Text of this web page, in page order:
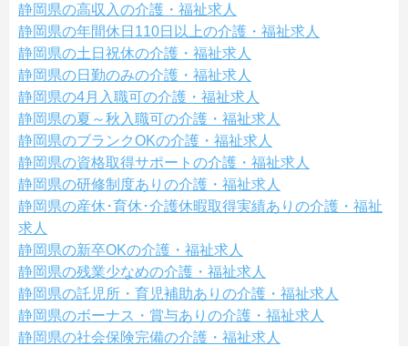
静岡県の高収入の介護・福祉求人
静岡県の年間休日110日以上の介護・福祉求人
静岡県の土日祝休の介護・福祉求人
静岡県の日勤のみの介護・福祉求人
静岡県の4月入職可の介護・福祉求人
静岡県の夏～秋入職可の介護・福祉求人
静岡県のブランクOKの介護・福祉求人
静岡県の資格取得サポートの介護・福祉求人
静岡県の研修制度ありの介護・福祉求人
静岡県の産休･育休･介護休暇取得実績ありの介護・福祉
求人
静岡県の新卒OKの介護・福祉求人
静岡県の残業少なめの介護・福祉求人
静岡県の託児所・育児補助ありの介護・福祉求人
静岡県のボーナス・賞与ありの介護・福祉求人
静岡県の社会保険完備の介護・福祉求人